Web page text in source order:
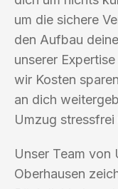
um die sichere
den Aufbau
unserer
wir Kosten
an dich
Umzug
Unser Team von
Oberhausen